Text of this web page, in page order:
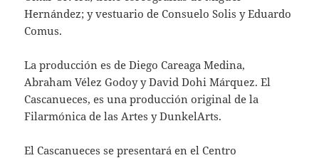
Hernández; y vestuario de Consuelo Solis y Eduardo
Comus.
La producción es de Diego Careaga Medina,
Abraham Vélez Godoy y David Dohi Márquez. El
Cascanueces, es una producción original de la
Filarmónica de las Artes y DunkelArts.
El Cascanueces se presentará en el Centro